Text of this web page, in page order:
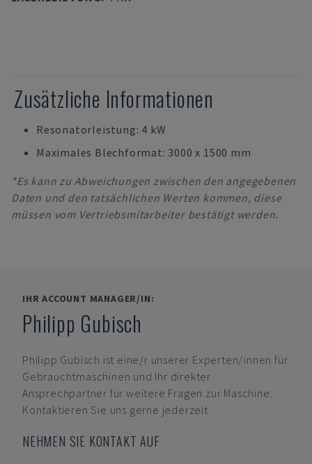
Zusätzliche Informationen
Resonatorleistung: 4 kW
Maximales Blechformat: 3000 x 1500 mm
*Es kann zu Abweichungen zwischen den angegebenen
Daten und den tatsächlichen Werten kommen, diese
müssen vom Vertriebsmitarbeiter bestätigt werden.
IHR ACCOUNT MANAGER/IN:
Philipp Gubisch
Philipp Gubisch ist eine/r unserer Experten/innen für
Gebrauchtmaschinen und Ihr direkter
Ansprechpartner für weitere Fragen zur Maschine.
Kontaktieren Sie uns gerne jederzeit.
NEHMEN SIE KONTAKT AUF